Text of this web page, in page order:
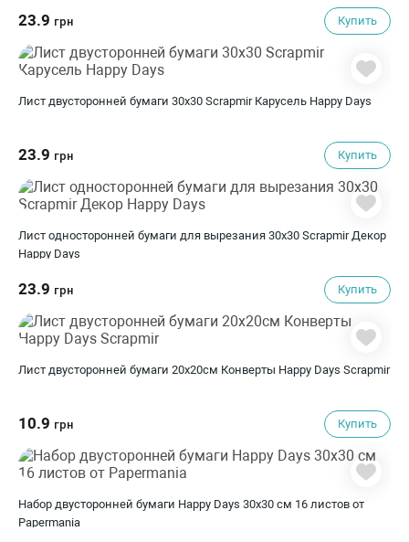
23.9 грн Купить
Лист двусторонней бумаги 30x30 Scrapmir Карусель Happy Days
23.9 грн Купить
Лист односторонней бумаги для вырезания 30x30 Scrapmir Декор
Happy Days
23.9 грн Купить
Лист двусторонней бумаги 20х20см Конверты Happy Days Scrapmir
10.9 грн Купить
Набор двусторонней бумаги Happy Days 30х30 см 16 листов от
Papermania